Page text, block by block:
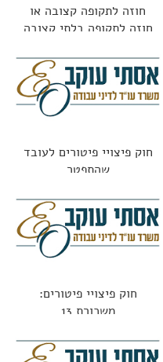
חוזה לתקופה קצובה או
חוזה לתקופה בלתי קצובה
חוק פיצויי פיטורים לעובד
שהתפטר
חוק פיצויי פיטורים:
משכורת 13